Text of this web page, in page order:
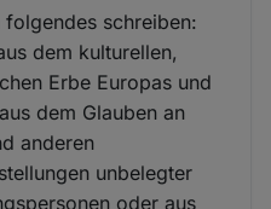
schreiben:
dem kulturellen,
Erbe Europas und
dem Glauben an
anderen
unbelegter
oder aus